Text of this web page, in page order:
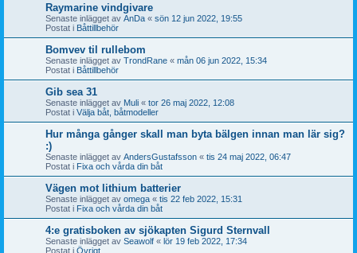
Raymarine vindgivare
Senaste inlägget av AnDa « sön 12 jun 2022, 19:55
Postat i Båttillbehör
Bomvev til rullebom
Senaste inlägget av TrondRane « mån 06 jun 2022, 15:34
Postat i Båttillbehör
Gib sea 31
Senaste inlägget av Muli « tor 26 maj 2022, 12:08
Postat i Välja båt, båtmodeller
Hur många gånger skall man byta bälgen innan man lär sig?
:)
Senaste inlägget av AndersGustafsson « tis 24 maj 2022, 06:47
Postat i Fixa och vårda din båt
Vägen mot lithium batterier
Senaste inlägget av omega « tis 22 feb 2022, 15:31
Postat i Fixa och vårda din båt
4:e gratisboken av sjökapten Sigurd Sternvall
Senaste inlägget av Seawolf « lör 19 feb 2022, 17:34
Postat i Övrigt